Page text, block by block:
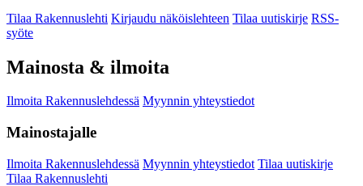
Tilaa Rakennuslehti Kirjaudu näköislehteen Tilaa uutiskirje RSS-
syöte
Mainosta & ilmoita
Ilmoita Rakennuslehdessä Myynnin yhteystiedot
Mainostajalle
Ilmoita Rakennuslehdessä Myynnin yhteystiedot Tilaa uutiskirje
Tilaa Rakennuslehti